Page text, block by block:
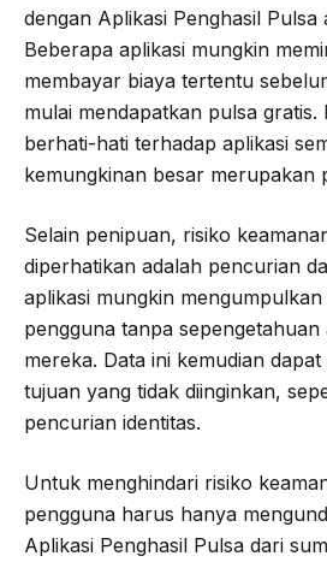
dengan Aplikasi Penghasil Pulsa
Beberapa aplikasi mungkin
membayar biaya tertentu
mulai mendapatkan pulsa gratis.
berhati-hati terhadap aplikasi
kemungkinan besar merupakan
Selain penipuan, risiko
diperhatikan adalah pencurian
aplikasi mungkin
pengguna tanpa
mereka. Data ini kemudian
tujuan yang tidak diinginkan,
pencurian identitas.
Untuk menghindari risiko
pengguna harus hanya
Aplikasi Penghasil Pulsa dari